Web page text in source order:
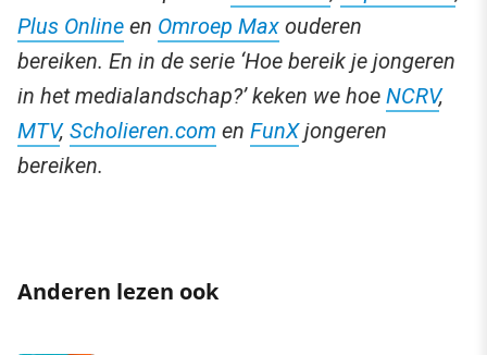
Plus Online en Omroep Max ouderen
bereiken. En in de serie ‘Hoe bereik je jongeren
in het medialandschap?’ keken we hoe NCRV,
MTV, Scholieren.com en FunXjongeren
bereiken.
Anderen lezen ook